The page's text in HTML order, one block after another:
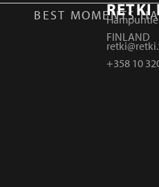
BEST MOMENTS
RETKI
FINLAND
+358 10